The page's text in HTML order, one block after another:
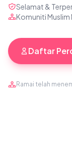
Selamat &
Komuniti Muslim
Daftar
Ramai telah